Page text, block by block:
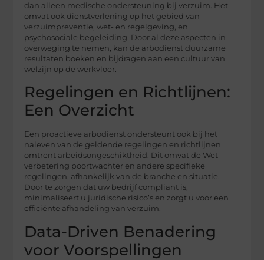
dan alleen medische ondersteuning bij verzuim. Het
omvat ook dienstverlening op het gebied van
verzuimpreventie, wet- en regelgeving, en
psychosociale begeleiding. Door al deze aspecten in
overweging te nemen, kan de arbodienst duurzame
resultaten boeken en bijdragen aan een cultuur van
welzijn op de werkvloer.
Regelingen en Richtlijnen:
Een Overzicht
Een proactieve arbodienst ondersteunt ook bij het
naleven van de geldende regelingen en richtlijnen
omtrent arbeidsongeschiktheid. Dit omvat de Wet
verbetering poortwachter en andere specifieke
regelingen, afhankelijk van de branche en situatie.
Door te zorgen dat uw bedrijf compliant is,
minimaliseert u juridische risico’s en zorgt u voor een
efficiënte afhandeling van verzuim.
Data-Driven Benadering
voor Voorspellingen